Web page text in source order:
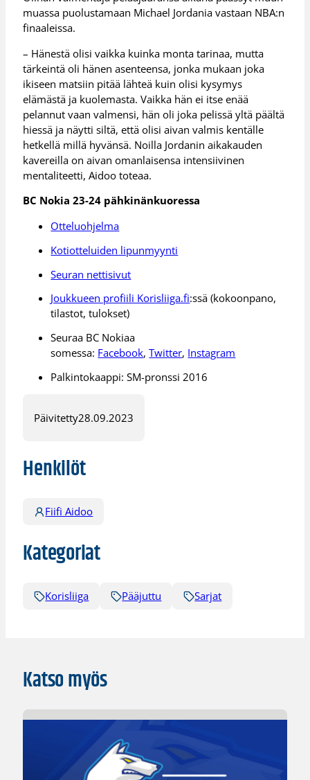
muassa puolustamaan Michael Jordania vastaan NBA:n
finaaleissa.
– Hänestä olisi vaikka kuinka monta tarinaa, mutta
tärkeintä oli hänen asenteensa, jonka mukaan joka
ikiseen matsiin pitää lähteä kuin olisi kysymys
elämästä ja kuolemasta. Vaikka hän ei itse enää
pelannut vaan valmensi, hän oli joka pelissä yltä päältä
hiessä ja näytti siltä, että olisi aivan valmis kentälle
hetkellä millä hyvänsä. Noilla Jordanin aikakauden
kavereilla on aivan omanlaisensa intensiivinen
mentaliteetti, Aidoo toteaa.
BC Nokia 23-24 pähkinänkuoressa
Otteluohjelma
Kotiotteluiden lipunmyynti
Seuran nettisivut
Joukkueen profiili Korisliiga.fi:ssä (kokoonpano,
tilastot, tulokset)
Seuraa BC Nokiaa
somessa: Facebook,Twitter, Instagram
Palkintokaappi: SM-pronssi 2016
Päivitetty28.09.2023
Henkilöt
Fiifi Aidoo
Kategoriat
Korisliiga Pääjuttu Sarjat
Katso myös